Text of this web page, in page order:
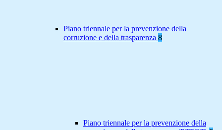
Piano triennale per la prevenzione della
corruzione e della trasparenza 8
Piano triennale per la prevenzione della